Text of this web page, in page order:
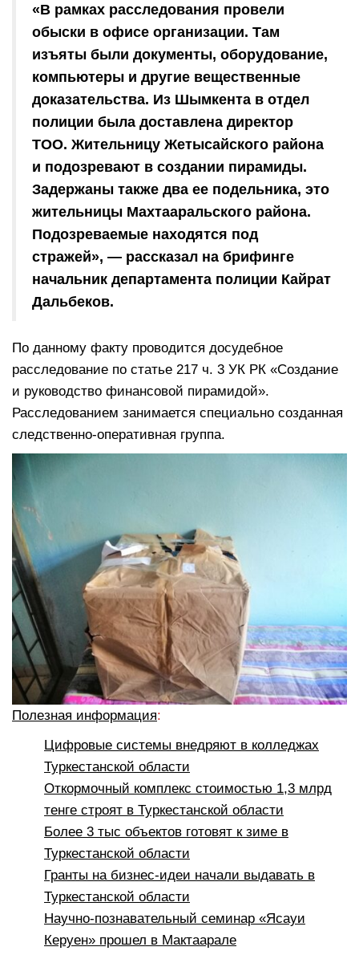
«В рамках расследования провели
обыски в офисе организации. Там
изъяты были документы, оборудование,
компьютеры и другие вещественные
доказательства. Из Шымкента в отдел
полиции была доставлена директор
ТОО. Жительницу Жетысайского района
и подозревают в создании пирамиды.
Задержаны также два ее подельника, это
жительницы Махтааральского района.
Подозреваемые находятся под
стражей», — рассказал на брифинге
начальник департамента полиции Кайрат
Дальбеков.
По данному факту проводится досудебное
расследование по статье 217 ч. 3 УК РК «Создание
и руководство финансовой пирамидой».
Расследованием занимается специально созданная
следственно-оперативная группа.
Полезная информация:
Цифровые системы внедряют в колледжах
Туркестанской области
Откормочный комплекс стоимостью 1,3 млрд
тенге строят в Туркестанской области
Более 3 тыс объектов готовят к зиме в
Туркестанской области
Гранты на бизнес-идеи начали выдавать в
Туркестанской области
Научно-познавательный семинар «Ясауи
Керуен» прошел в Мактаарале